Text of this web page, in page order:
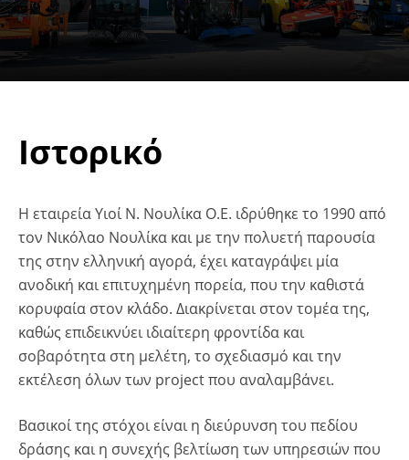
Ιστορικό
Η εταιρεία Υιοί Ν. Νουλίκα Ο.Ε. ιδρύθηκε το 1990 από
τον Νικόλαο Νουλίκα και με την πολυετή παρουσία
της στην ελληνική αγορά, έχει καταγράψει μία
ανοδική και επιτυχημένη πορεία, που την καθιστά
κορυφαία στον κλάδο. Διακρίνεται στον τομέα της,
καθώς επιδεικνύει ιδιαίτερη φροντίδα και
σοβαρότητα στη μελέτη, το σχεδιασμό και την
εκτέλεση όλων των project που αναλαμβάνει.
Βασικοί της στόχοι είναι η διεύρυνση του πεδίου
δράσης και η συνεχής βελτίωση των υπηρεσιών που